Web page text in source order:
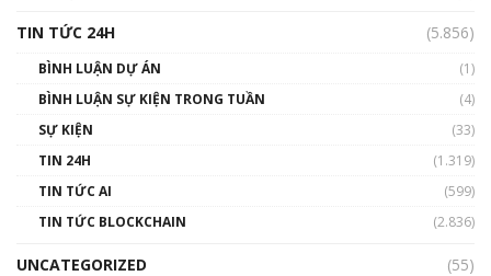
TIN TỨC 24H
(5.856)
BÌNH LUẬN DỰ ÁN
(1)
BÌNH LUẬN SỰ KIỆN TRONG TUẦN
(4)
SỰ KIỆN
(33)
TIN 24H
(1.319)
TIN TỨC AI
(599)
TIN TỨC BLOCKCHAIN
(2.836)
UNCATEGORIZED
(55)